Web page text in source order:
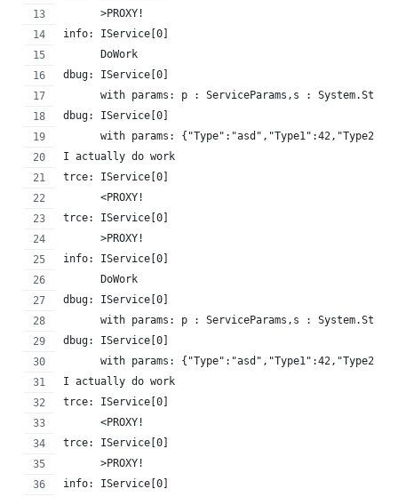
      >PROXY!
info: IService[0]
      DoWork
dbug: IService[0]
      with params: p : ServiceParams,s : System.String
dbug: IService[0]
with params:
I actually do work
trce: IService[0]
      <PROXY!
trce: IService[0]
      >PROXY!
info: IService[0]
      DoWork
dbug: IService[0]
      with params: p : ServiceParams,s : System.String
dbug: IService[0]
with params:
I actually do work
trce: IService[0]
      <PROXY!
trce: IService[0]
      >PROXY!
info: IService[0]